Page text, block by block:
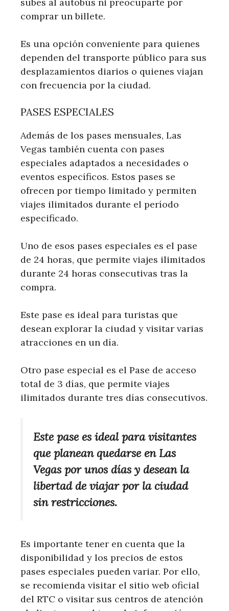
comprar un billete.
Es una opción conveniente para quienes
dependen del transporte público para sus
desplazamientos diarios o quienes viajan
con frecuencia por la ciudad.
PASES ESPECIALES
Además de los pases mensuales, Las
Vegas también cuenta con pases
especiales adaptados a necesidades o
eventos específicos. Estos pases se
ofrecen por tiempo limitado y permiten
viajes ilimitados durante el período
especificado.
Uno de esos pases especiales es el pase
de 24 horas, que permite viajes ilimitados
durante 24 horas consecutivas tras la
compra.
Este pase es ideal para turistas que
desean explorar la ciudad y visitar varias
atracciones en un día.
Otro pase especial es el Pase de acceso
total de 3 días, que permite viajes
ilimitados durante tres días consecutivos.
Este pase es ideal para visitantes
que planean quedarse en Las
Vegas por unos días y desean la
libertad de viajar por la ciudad
sin restricciones.
Es importante tener en cuenta que la
disponibilidad y los precios de estos
pases especiales pueden variar. Por ello,
se recomienda visitar el sitio web oficial
del RTC o visitar sus centros de atención